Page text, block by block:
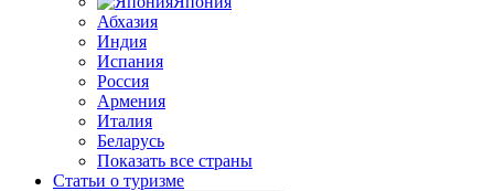
Абхазия
Индия
Испания
Россия
Армения
Италия
Беларусь
Показать все страны
Статьи о туризме